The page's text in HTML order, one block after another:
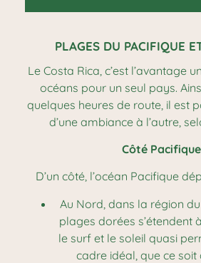
PLAGES DU PACIFIQUE
Le Costa Rica, c’est l’avantage
océans pour un seul pays.
quelques heures de route, il est
d’une ambiance à l’autre,
Côté Pacifique
D’un côté, l’océan Pacifique
Au Nord, dans la région du
plages dorées s’étendent
le surf et le soleil quasi
cadre idéal, que ce soit